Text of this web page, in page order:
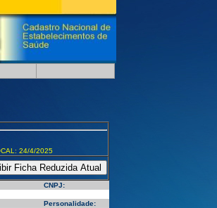
24/4/2025
CNPJ:
Personalidade: